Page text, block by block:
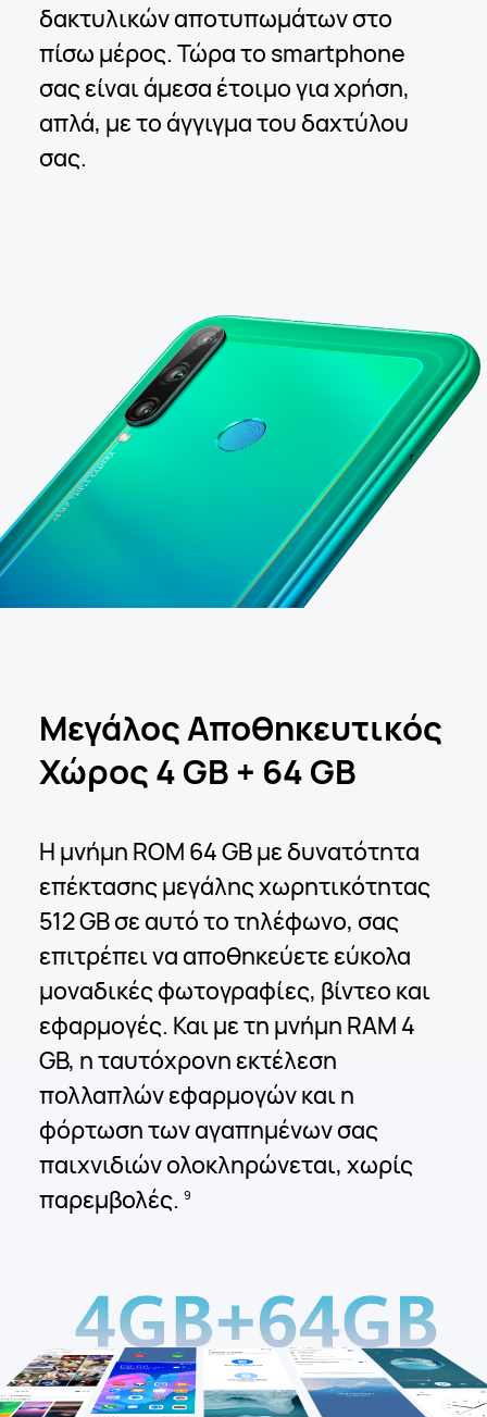
δακτυλικών αποτυπωμάτων στο
πίσω μέρος. Τώρα το smartphone
σας είναι άμεσα έτοιμο για χρήση,
απλά, με το άγγιγμα του δαχτύλου
σας.
Μεγάλος Αποθηκευτικός
Χώρος 4 GB + 64 GB
Η μνήμη ROM 64 GB με δυνατότητα
επέκτασης μεγάλης χωρητικότητας
512 GB σε αυτό το τηλέφωνο, σας
επιτρέπει να αποθηκεύετε εύκολα
μοναδικές φωτογραφίες, βίντεο και
εφαρμογές. Και με τη μνήμη RAM 4
GB, η ταυτόχρονη εκτέλεση
πολλαπλών εφαρμογών και η
φόρτωση των αγαπημένων σας
παιχνιδιών ολοκληρώνεται, χωρίς
παρεμβολές. 9